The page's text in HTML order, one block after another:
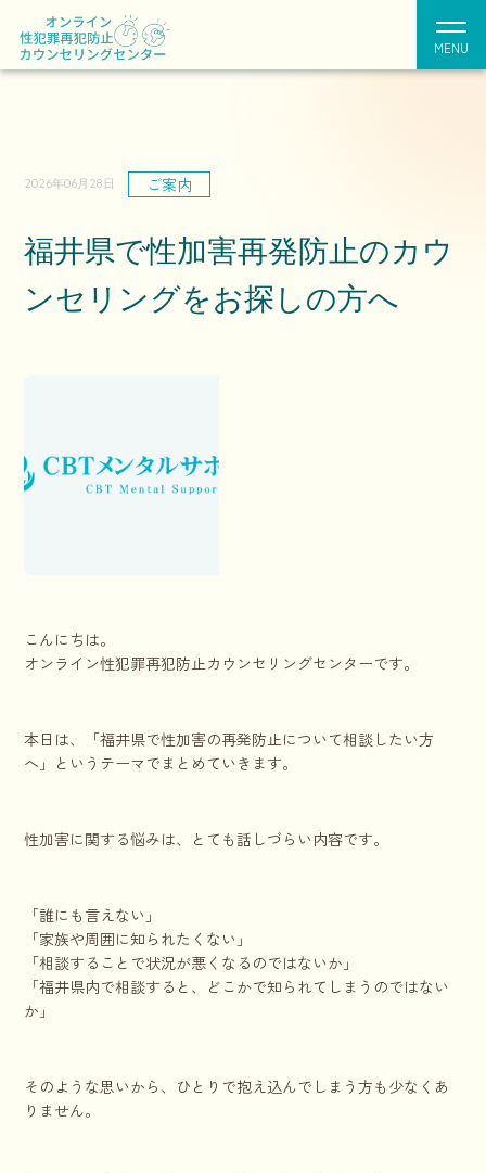
MENU
2026年06月28日 ご案内
福井県で性加害再発防止のカウ
ンセリングをお探しの方へ
こんにちは。
オンライン性犯罪再犯防止カウンセリングセンターです。
本日は、「福井県で性加害の再発防止について相談したい方
へ」というテーマでまとめていきます。
性加害に関する悩みは、とても話しづらい内容です。
「誰にも言えない」
「家族や周囲に知られたくない」
「相談することで状況が悪くなるのではないか」
「福井県内で相談すると、どこかで知られてしまうのではない
か」
そのような思いから、ひとりで抱え込んでしまう方も少なくあ
りません。